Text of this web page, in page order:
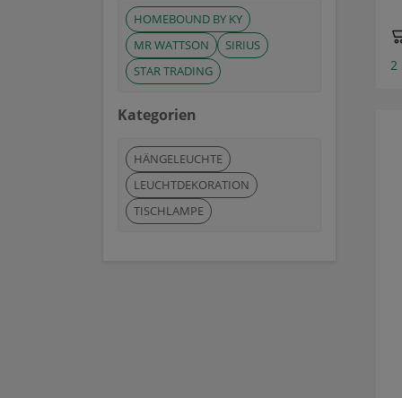
HOMEBOUND BY KY
MR WATTSON
SIRIUS
STAR TRADING
Kategorien
HÄNGELEUCHTE
LEUCHTDEKORATION
TISCHLAMPE
2